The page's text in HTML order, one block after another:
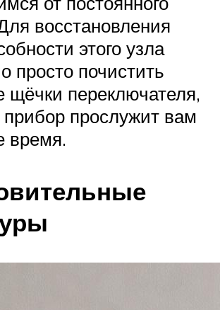
восстановления
этого узла
просто почистить
щёчки переключателя,
прибор прослужит вам
время.